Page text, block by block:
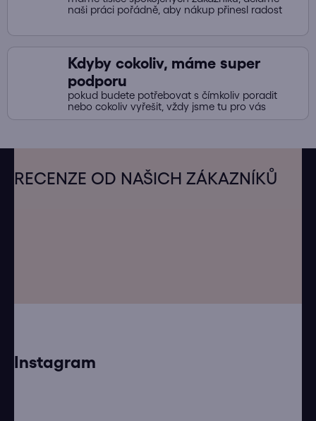
naši práci pořádně, aby nákup přinesl radost
Kdyby cokoliv, máme super
podporu
pokud budete potřebovat s čímkoliv poradit
nebo cokoliv vyřešit, vždy jsme tu pro vás
RECENZE OD NAŠICH ZÁKAZNÍKŮ
Instagram